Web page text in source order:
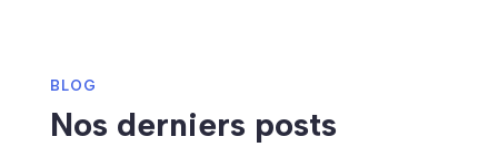
BLOG
Nos derniers posts